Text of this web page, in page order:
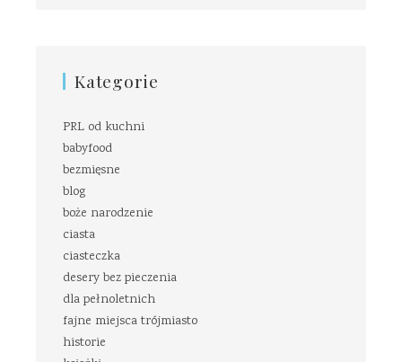
Kategorie
PRL od kuchni
babyfood
bezmięsne
blog
boże narodzenie
ciasta
ciasteczka
desery bez pieczenia
dla pełnoletnich
fajne miejsca trójmiasto
historie